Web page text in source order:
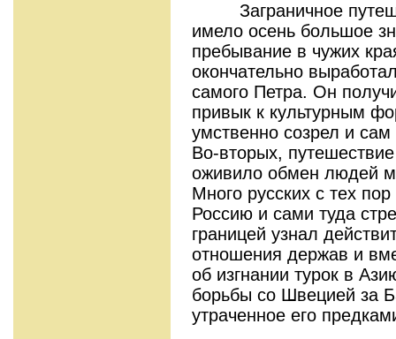
Заграничное
имело осень большое
пребывание в чужих
окончательно
самого Петра. Он
привык к культурным
умственно созрел и
Во-вторых,
оживило обмен людей
Много русских с тех
Россию и сами туда
границей узнал
отношения держав и
об изгнании турок в
борьбы со Швецией за
утраченное его